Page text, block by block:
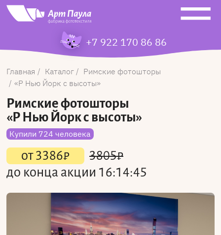
+7 922 170 86 86
Главная Каталог
Римские фотошторы
Р Нью Йорк с высоты
Римские фотошторы
«Р Нью Йорк с высоты»
Купили 724 человека
от3386₽ 3805₽
до конца акции 16:14:45